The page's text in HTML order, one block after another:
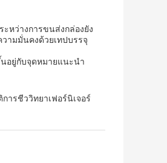
ะหว่างการขนส่งกล่องยัง
ามมั่นคงด้วยเทปบรรจุ
นอยู่กับจุดหมายแนะนํา
ารชีววิทยาเฟอร์นิเจอร์